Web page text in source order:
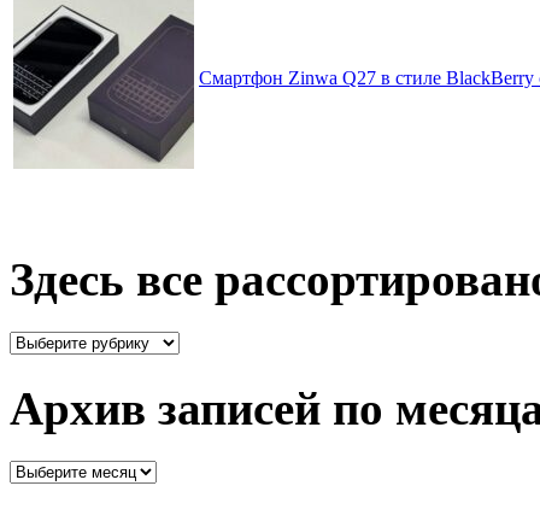
Смартфон Zinwa Q27 в стиле BlackBerry
Здесь все
Здесь
Архив записей по
Архив